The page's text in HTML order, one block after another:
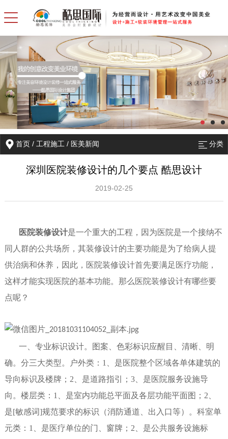
首页 /工程施工 / 医美新闻 分类
深圳医院装修设计的几个要点 酷思设计
2019-02-25
医院装修设计是一个重大的工程，因为医院是一个接纳不
同人群的公共场所， 其装修设计的主要功能是为了给病人 提
供治病和休养，因此，医院装修设计首先要满足医疗功能，
这样才能实现医院的基本功能。那么医院装修设计有哪些要
点呢？
一、 专业标识设计。图案、色彩标识应醒目、清晰、明
确。分三大类型。户外类： 1
是医院整个区域各单体建筑的
导向标识及楼牌； 2 是道路指引； 3、 是医院服务设施导
向。楼层类： 1 是室内功能总平面及各层功能平面图； 2
是[敏感词]规范要求的标识（消防通道、出入口等）。科室单
元类： 1 是医疗单位的门、窗牌； 2
是公共服务设施标